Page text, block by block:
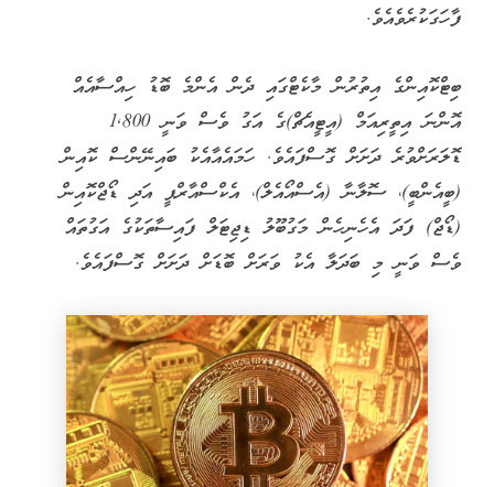
ފާހަގަކުރެވެއެވެ.
ބިޓްކޮއިންގެ އިތުރުން މާކެޓްގައި ދެން އެންމެ ބޮޑު ހިއްސާއެއް
އޮންނަ އިތީރިއަމް (އީޓީއެޗް)ގެ އަގު ވެސް ވަނީ 1,800
ޑޮލަރަށްވުރެ ދަށަށް ގޮސްފައެވެ. ހަމައެއާއެކު ބައިނޭންސް ކޮއިން
(ބީއެންބީ)، ސޮލާނާ (އެސްއޯއެލް)، އެކްސްއާރްޕީ އަދި ޑޯޖްކޮއިން
(ޑޯޖް) ފަދަ އެހެނިހެން މަގުބޫލު ޑިޖިޓަލް ފައިސާތަކުގެ އަގުތައް
ވެސް ވަނީ މި ބަދަލާ އެކު ވަރަށް ބޮޑަށް ދަށަށް ގޮސްފައެވެ.